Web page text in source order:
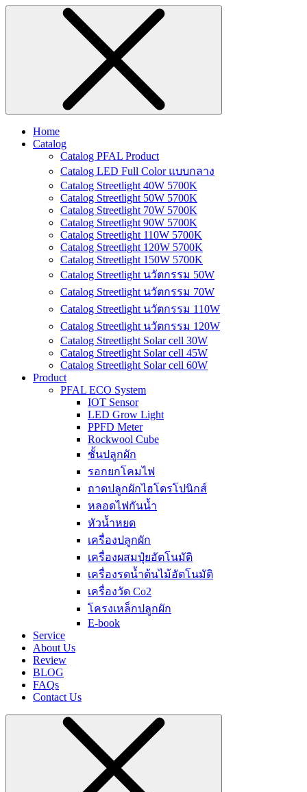
Home
Catalog
Catalog PFAL Product
Catalog LED Full Color แบบกลาง
Catalog Streetlight 40W 5700K
Catalog Streetlight 50W 5700K
Catalog Streetlight 70W 5700K
Catalog Streetlight 90W 5700K
Catalog Streetlight 110W 5700K
Catalog Streetlight 120W 5700K
Catalog Streetlight 150W 5700K
Catalog Streetlight นวัตกรรม 50W
Catalog Streetlight นวัตกรรม 70W
Catalog Streetlight นวัตกรรม 110W
Catalog Streetlight นวัตกรรม 120W
Catalog Streetlight Solar cell 30W
Catalog Streetlight Solar cell 45W
Catalog Streetlight Solar cell 60W
Product
PFAL ECO System
IOT Sensor
LED Grow Light
PPFD Meter
Rockwool Cube
ชั้นปลูกผัก
รอกยกโคมไฟ
ถาดปลูกผักไฮโดรโปนิกส์
หลอดไฟกันน้ำ
หัวน้ำหยด
เครื่องปลูกผัก
เครื่องผสมปุ๋ยอัตโนมัติ
เครื่องรดน้ำต้นไม้อัตโนมัติ
เครื่องวัด Co2
โครงเหล็กปลูกผัก
E-book
Service
About Us
Review
BLOG
FAQs
Contact Us